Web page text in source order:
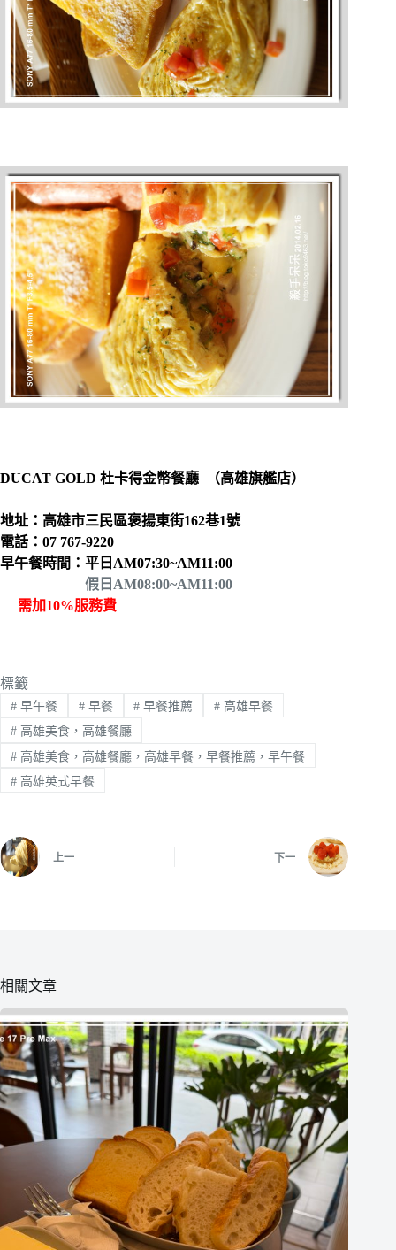
DUCAT GOLD 杜卡得金幣餐廳 （高雄旗艦店）
地址：高雄市三民區褒揚東街162巷1號
電話：07 767-9220
早午餐時間：平日AM07:30~AM11:00
假日AM08:00~AM11:00
需加10%服務費
標籤
#早午餐 #早餐 # 早餐推薦 # 高雄早餐
#高雄美食，高雄餐廳
#高雄美食，高雄餐廳，高雄早餐，早餐推薦，早午餐
#高雄英式早餐
上一 下一
相關文章